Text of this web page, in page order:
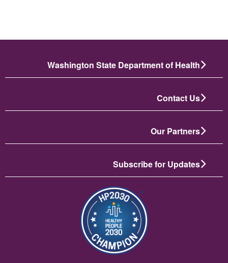
Washington State Department of Health
Contact Us
Our Partners
Subscribe for Updates
تصویر